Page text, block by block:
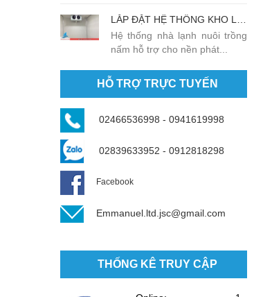
Hệ thống nhà lạnh nuôi trồng
nấm hỗ trợ cho nền phát...
HỖ TRỢ TRỰC TUYẾN
02466536998 - 0941619998
02839633952 - 0912818298
Facebook
Emmanuel.ltd.jsc@gmail.com
THỐNG KÊ TRUY CẬP